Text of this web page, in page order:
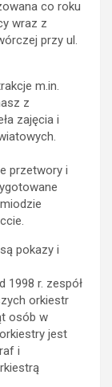
co roku
wraz z
przy ul.
m.in.
z
zajęcia i
przetwory i
pokazy i
1998 r. zespół
orkiestr
osób w
jest
i